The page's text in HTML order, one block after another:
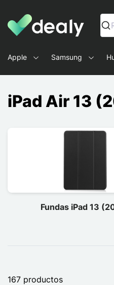
Dealy - Fundas y
Apple Samsung
iPad Air 13
Fundas iPad 13
167 productos